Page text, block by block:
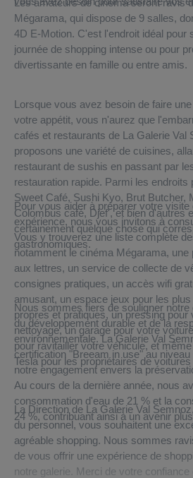
Mégarama, qui dispose de 9 salles,
4D E-Motion. C'est l'endroit idéal pour
journée de shopping intense ou pour
divertissante en famille ou entre amis.
Lorsque vous avez besoin de faire
votre appétit, vous n'aurez que
cafés et restaurants de La Galerie Val
proposons une variété de cuisines,
restaurant de sushis en passant par
restauration rapide. Parmi les endroits
Sweet Café, Sushi Kyo, Brut Butcher,
Colombus café, Djef', et bien d'autres
certainement quelque chose qui
gastronomiques.
Pour vous aider à préparer votre
expérience, nous vous invitons à
Vous y trouverez une liste complète
notamment le cinéma Mégarama, une
aux lettres, un service de collecte de
consignes pratiques, un accès wifi
amusant, un espace jeux pour les
propres et pratiques, un pressing pour
nettoyage, un garage pour votre
pour ravitailler votre véhicule, et
Tesla pour les propriétaires de
Nous sommes fiers de souligner
du développement durable et de la
environnementale. La Galerie Val
certification "Breeam in use" au
notre engagement envers la
Au cours de la dernière année, nous
consommation d'eau de 21 % et la
24 %, contribuant ainsi à un avenir
La Direction de La Galerie Val
du personnel, vous souhaitent une
agréable shopping. Nous sommes
de vous offrir une expérience de
notre galerie. Merci de votre confiance